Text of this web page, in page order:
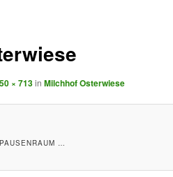
× 713inMilchhof Osterwiese
…